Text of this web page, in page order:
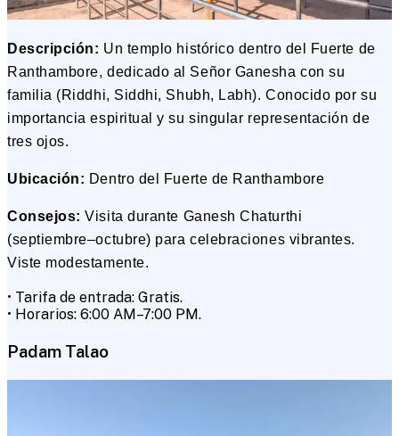
Descripción: Un templo histórico dentro del Fuerte de
Ranthambore, dedicado al Señor Ganesha con su
familia (Riddhi, Siddhi, Shubh, Labh). Conocido por su
importancia espiritual y su singular representación de
tres ojos.
Ubicación: Dentro del Fuerte de Ranthambore
Consejos: Visita durante Ganesh Chaturthi
(septiembre–octubre) para celebraciones vibrantes.
Viste modestamente.
• Tarifa de entrada: Gratis.
• Horarios: 6:00 AM–7:00 PM.
Padam Talao